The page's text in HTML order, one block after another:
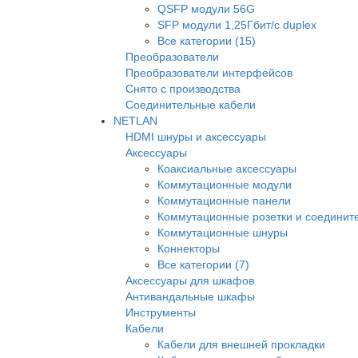
QSFP модули 56G
SFP модули 1,25Гбит/с duplex
Все категории (15)
Преобразователи
Преобразователи интерфейсов
Снято с производства
Соединительные кабели
NETLAN
HDMI шнуры и аксессуары
Аксессуары
Коаксиальные аксессуары
Коммутационные модули
Коммутационные панели
Коммутационные розетки и
Коммутационные шнуры
Коннекторы
Все категории (7)
Аксессуары для шкафов
Антивандальные шкафы
Инструменты
Кабели
Кабели для внешней прокладки